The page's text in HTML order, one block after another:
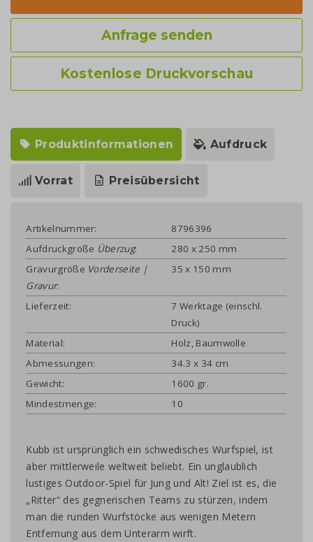
Anfrage senden
Kostenlose Druckvorschau
Produktinformationen Aufdruck
Vorrat Preisübersicht
Artikelnummer:
8796396
Aufdruckgröße Überzug:
280 x 250 mm
Gravurgröße Vorderseite |
Gravur:
35 x 150 mm
Lieferzeit:
7 Werktage (einschl.
Druck)
Material:
Holz, Baumwolle
Abmessungen:
34.3 x 34 cm
Gewicht:
1600 gr.
Mindestmenge:
10
Kubb ist ursprünglich ein schwedisches Wurfspiel, ist
aber mittlerweile weltweit beliebt. Ein unglaublich
lustiges Outdoor-Spiel für Jung und Alt! Ziel ist es, die
„Ritter“ des gegnerischen Teams zu stürzen, indem
man die runden Wurfstöcke aus wenigen Metern
Entfernung aus dem Unterarm wirft.